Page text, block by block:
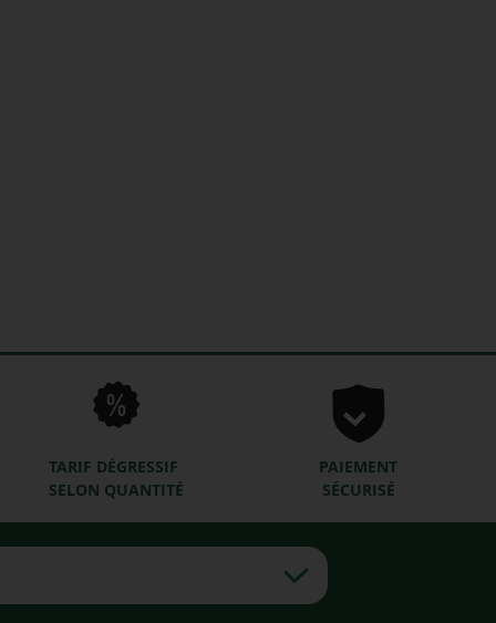
TARIF DÉGRESSIF
SELON QUANTITÉ
PAIEMENT
SÉCURISÉ